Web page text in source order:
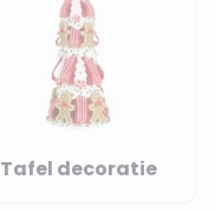
Tafel decoratie